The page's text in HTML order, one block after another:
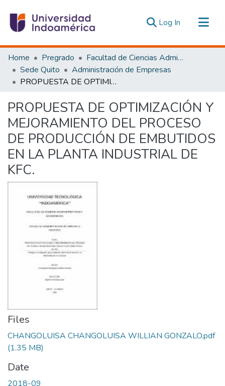
Log In (current)
Communities & Collections
All of DSpace
Statistics
Home Pregrado
Facultad de Ciencias Administrativas y Económicas
Sede Quito
Administración de Empresas
PROPUESTA DE OPTIMIZACIÓN Y MEJORAMIENTO DEL PROCESO DE PRODUCCIÓN DE EMBUTIDOS EN LA PLANTA INDUSTRIAL DE KFC.
PROPUESTA DE OPTIMIZACIÓN Y
MEJORAMIENTO DEL PROCESO
DE PRODUCCIÓN DE EMBUTIDOS
EN LA PLANTA INDUSTRIAL DE
KFC.
Files
CHANGOLUISA CHANGOLUISA WILLIAN GONZALO.pdf
(1.35 MB)
Date
2018-09